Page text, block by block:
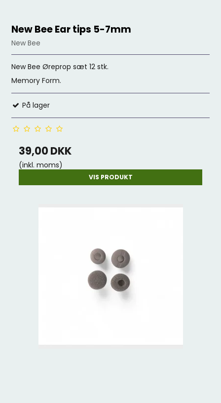
New Bee Ear tips 5-7mm
New Bee
New Bee Øreprop sæt 12 stk.
Memory Form.
På lager
39,00 DKK
(inkl. moms)
VIS PRODUKT